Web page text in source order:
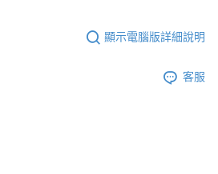
顯示電腦版詳細說明
客服